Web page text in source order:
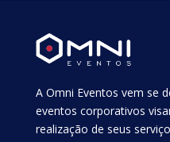
A Omni Eventos vem se
eventos corporativos
realização de seus